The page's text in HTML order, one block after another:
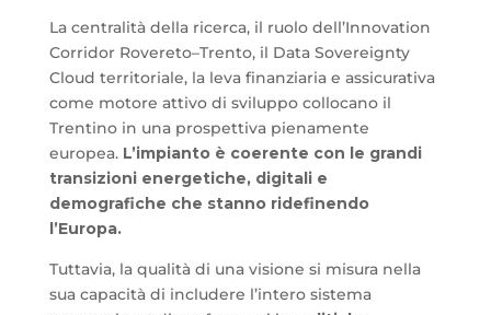
La centralità della ricerca, il ruolo dell’Innovation
Corridor Rovereto–Trento, il Data Sovereignty
Cloud territoriale, la leva finanziaria e assicurativa
come motore attivo di sviluppo collocano il
Trentino in una prospettiva pienamente
europea. L’impianto è coerente con le grandi
transizioni energetiche, digitali e
demografiche che stanno ridefinendo
l’Europa.
Tuttavia, la qualità di una visione si misura nella
sua capacità di includere l’intero sistema